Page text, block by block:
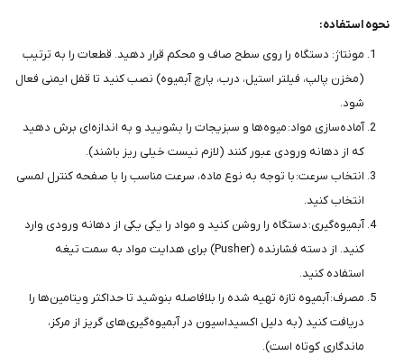
نحوه استفاده:
مونتاژ: دستگاه را روی سطح صاف و محکم قرار دهید. قطعات را به ترتیب
(مخزن پالپ، فیلتر استیل، درب، پارچ آبمیوه) نصب کنید تا قفل ایمنی فعال
شود.
آماده‌سازی مواد: میوه‌ها و سبزیجات را بشویید و به اندازه‌ای برش دهید
که از دهانه ورودی عبور کنند (لازم نیست خیلی ریز باشند).
انتخاب سرعت: با توجه به نوع ماده، سرعت مناسب را با صفحه کنترل لمسی
انتخاب کنید.
آبمیوه‌گیری: دستگاه را روشن کنید و مواد را یکی یکی از دهانه ورودی وارد
کنید. از دسته فشارنده (Pusher) برای هدایت مواد به سمت تیغه
استفاده کنید.
مصرف: آبمیوه تازه تهیه شده را بلافاصله بنوشید تا حداکثر ویتامین‌ها را
دریافت کنید (به دلیل اکسیداسیون در آبمیوه‌گیری‌های گریز از مرکز،
ماندگاری کوتاه است).